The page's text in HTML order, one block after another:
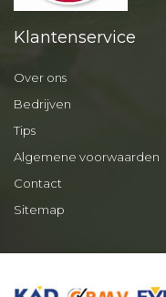
Klantenservice
Over ons
Bedrijven
Tips
Algemene voorwaarden
Contact
Sitemap